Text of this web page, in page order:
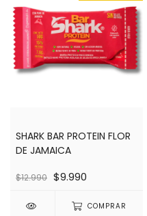
SHARK BAR PROTEIN FLOR
DE JAMAICA
$12.990 $9.990
COMPRAR